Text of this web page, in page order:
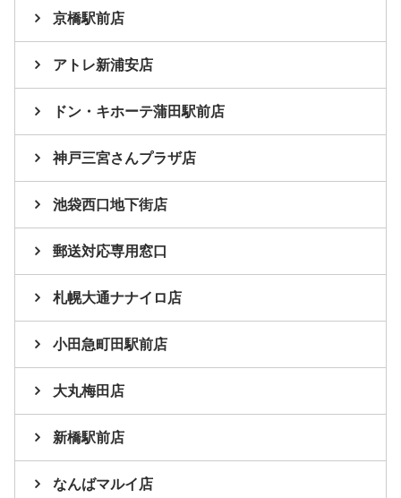
京橋駅前店
アトレ新浦安店
ドン・キホーテ蒲田駅前店
神戸三宮さんプラザ店
池袋西口地下街店
郵送対応専用窓口
札幌大通ナナイロ店
小田急町田駅前店
大丸梅田店
新橋駅前店
なんばマルイ店